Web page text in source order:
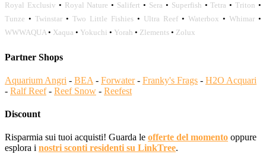
Royal Exclusiv • Royal Nature • Salifert • Sera • Superfish •Tetra •Triton •
Tunze • Twinstar • Two Little Fishies • Ultra Reef • Waterbox • Whimar •
WWWAQUA• Xaqua • Yokuchi • Yorah • Zlements • Zolux
Partner Shops
Aquarium Angri - BEA - Forwater- Franky's Frags - H2O Acquari
- Ralf Reef- Reef Snow - Reefest
Discount
Risparmia sui tuoi acquisti! Guarda le offerte del momento oppure
esplora i nostri sconti residenti su LinkTree.